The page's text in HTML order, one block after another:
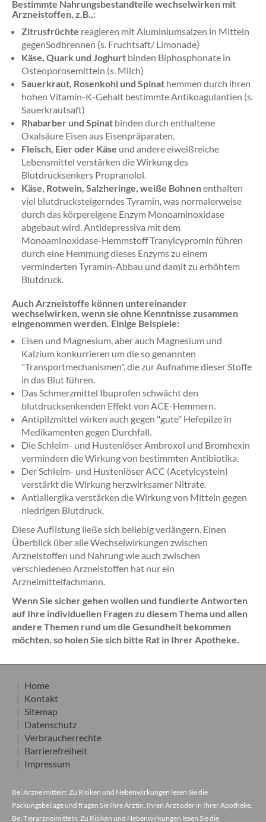
Bestimmte Nahrungsbestandteile wechselwirken mit
Arzneistoffen, z.B.,:
Zitrusfrüchte reagieren mit Aluminiumsalzen in Mitteln
gegenSodbrennen (s. Fruchtsaft/ Limonade)
Käse, Quark und Joghurt binden Biphosphonate in
Osteoporosemitteln (s. Milch)
Sauerkraut, Rosenkohl und Spinat hemmen durch ihren
hohen Vitamin-K-Gehalt bestimmte Antikoagulantien (s.
Sauerkrautsaft)
Rhabarber und Spinat binden durch enthaltene
Oxalsäure Eisen aus Eisenpräparaten.
Fleisch, Eier oder Käse und andere eiweißreiche
Lebensmittel verstärken die Wirkung des
Blutdrucksenkers Propranolol.
Käse, Rotwein, Salzheringe, weiße Bohnenenthalten
viel blutdrucksteigerndes Tyramin, was normalerweise
durch das körpereigene Enzym Monoaminoxidase
abgebaut wird. Antidepressiva mit dem
Monoaminoxidase-Hemmstoff Tranylcypromin führen
durch eine Hemmung dieses Enzyms zu einem
verminderten Tyramin-Abbau und damit zu erhöhtem
Blutdruck.
Auch Arzneistoffe können untereinander
wechselwirken, wenn sie ohne Kenntnisse zusammen
eingenommen werden. Einige Beispiele:
Eisen und Magnesium, aber auch Magnesium und
Kalzium konkurrieren um die so genannten
"Transportmechanismen", die zur Aufnahme dieser Stoffe
in das Blut führen.
Das Schmerzmittel Ibuprofen schwächt den
blutdrucksenkenden Effekt von ACE-Hemmern.
Antipilzmittel wirken auch gegen "gute" Hefepilze in
Medikamenten gegen Durchfall.
Die Schleim- und Hustenlöser Ambroxol und Bromhexin
vermindern die Wirkung von bestimmten Antibiotika.
Der Schleim- und Hustenlöser ACC (Acetylcystein)
verstärkt die Wirkung herzwirksamer Nitrate.
Antiallergika verstärken die Wirkung von Mitteln gegen
niedrigen Blutdruck.
Diese Auflistung ließe sich beliebig verlängern. Einen
Überblick über alle Wechselwirkungen zwischen
Arzneistoffen und Nahrung wie auch zwischen
verschiedenen Arzneistoffen hat nur ein
Arzneimittelfachmann.
Wenn Sie sicher gehen wollen und fundierte Antworten
auf Ihre individuellen Fragen zu diesem Thema und allen
andere Themen rund um die Gesundheit bekommen
möchten, so holen Sie sich bitte Rat in Ihrer Apotheke.
Home
Kontakt
Sitemap
Datenschutz
Verbraucherrechte
Barrierefreiheit
Impressum
Bei Arzneimitteln: Zu Risiken und Nebenwirkungen lesen Sie die
Packungsbeilage und fragen Sie Ihre Ärztin, Ihren Arzt oder in Ihrer Apotheke.
Bei Tierarzneimitteln: Zu Risiken und Nebenwirkungen lesen Sie die